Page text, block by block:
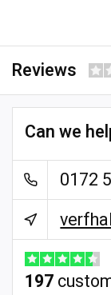
Reviews
Can we
0172
197